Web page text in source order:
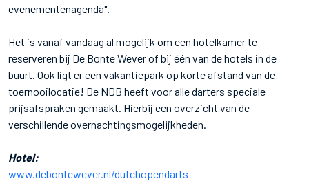
evenementenagenda".
Het is vanaf vandaag al mogelijk om een hotelkamer te
reserveren bij De Bonte Wever of bij één van de hotels in de
buurt. Ook ligt er een vakantiepark op korte afstand van de
toernooilocatie! De NDB heeft voor alle darters speciale
prijsafspraken gemaakt. Hierbij een overzicht van de
verschillende overnachtingsmogelijkheden.
Hotel:
www.debontewever.nl/dutchopendarts